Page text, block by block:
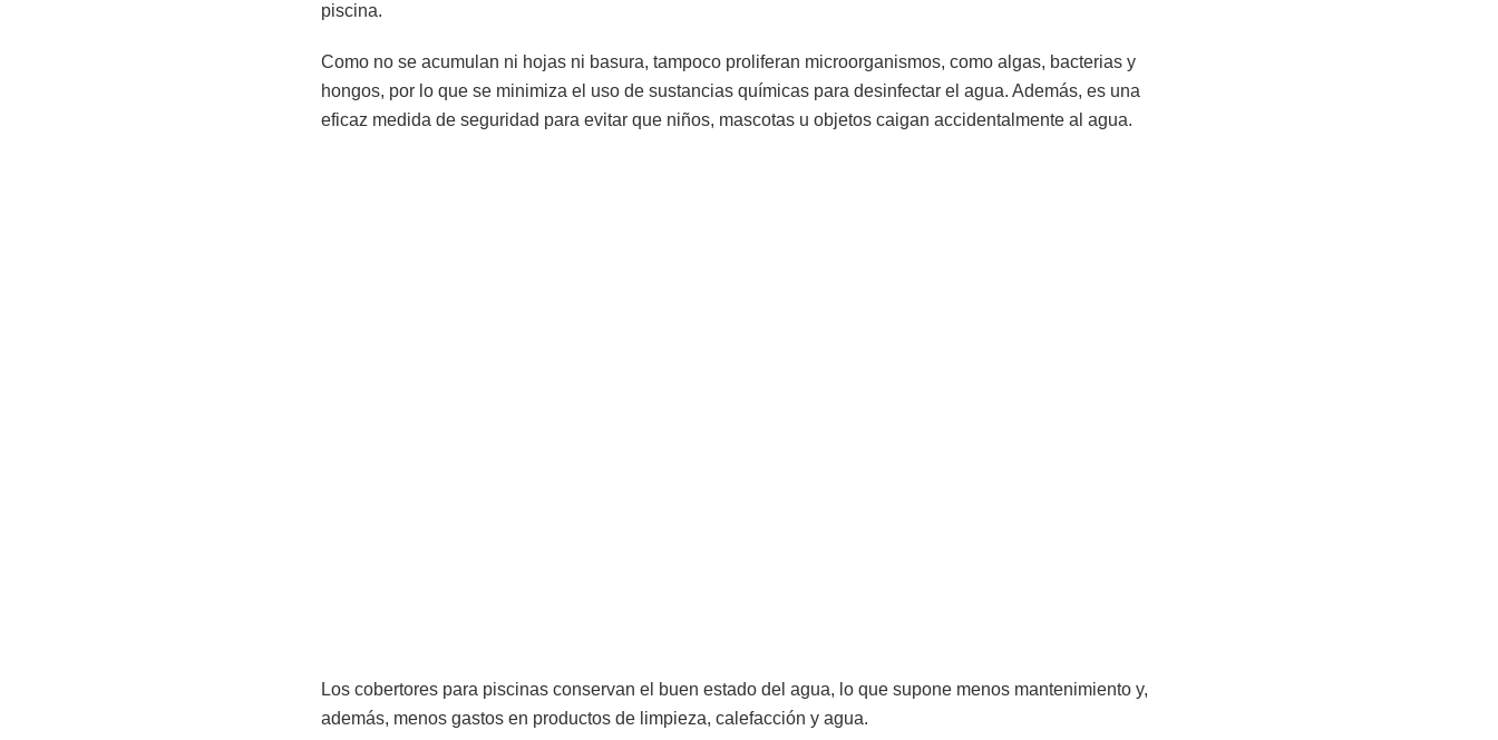
piscina.
Como no se acumulan ni hojas ni basura, tampoco proliferan microorganismos, como algas, bacterias y
hongos, por lo que se minimiza el uso de sustancias químicas para desinfectar el agua. Además, es una
eficaz medida de seguridad para evitar que niños, mascotas u objetos caigan accidentalmente al agua.
Los cobertores para piscinas conservan el buen estado del agua, lo que supone menos mantenimiento y,
además, menos gastos en productos de limpieza, calefacción y agua.